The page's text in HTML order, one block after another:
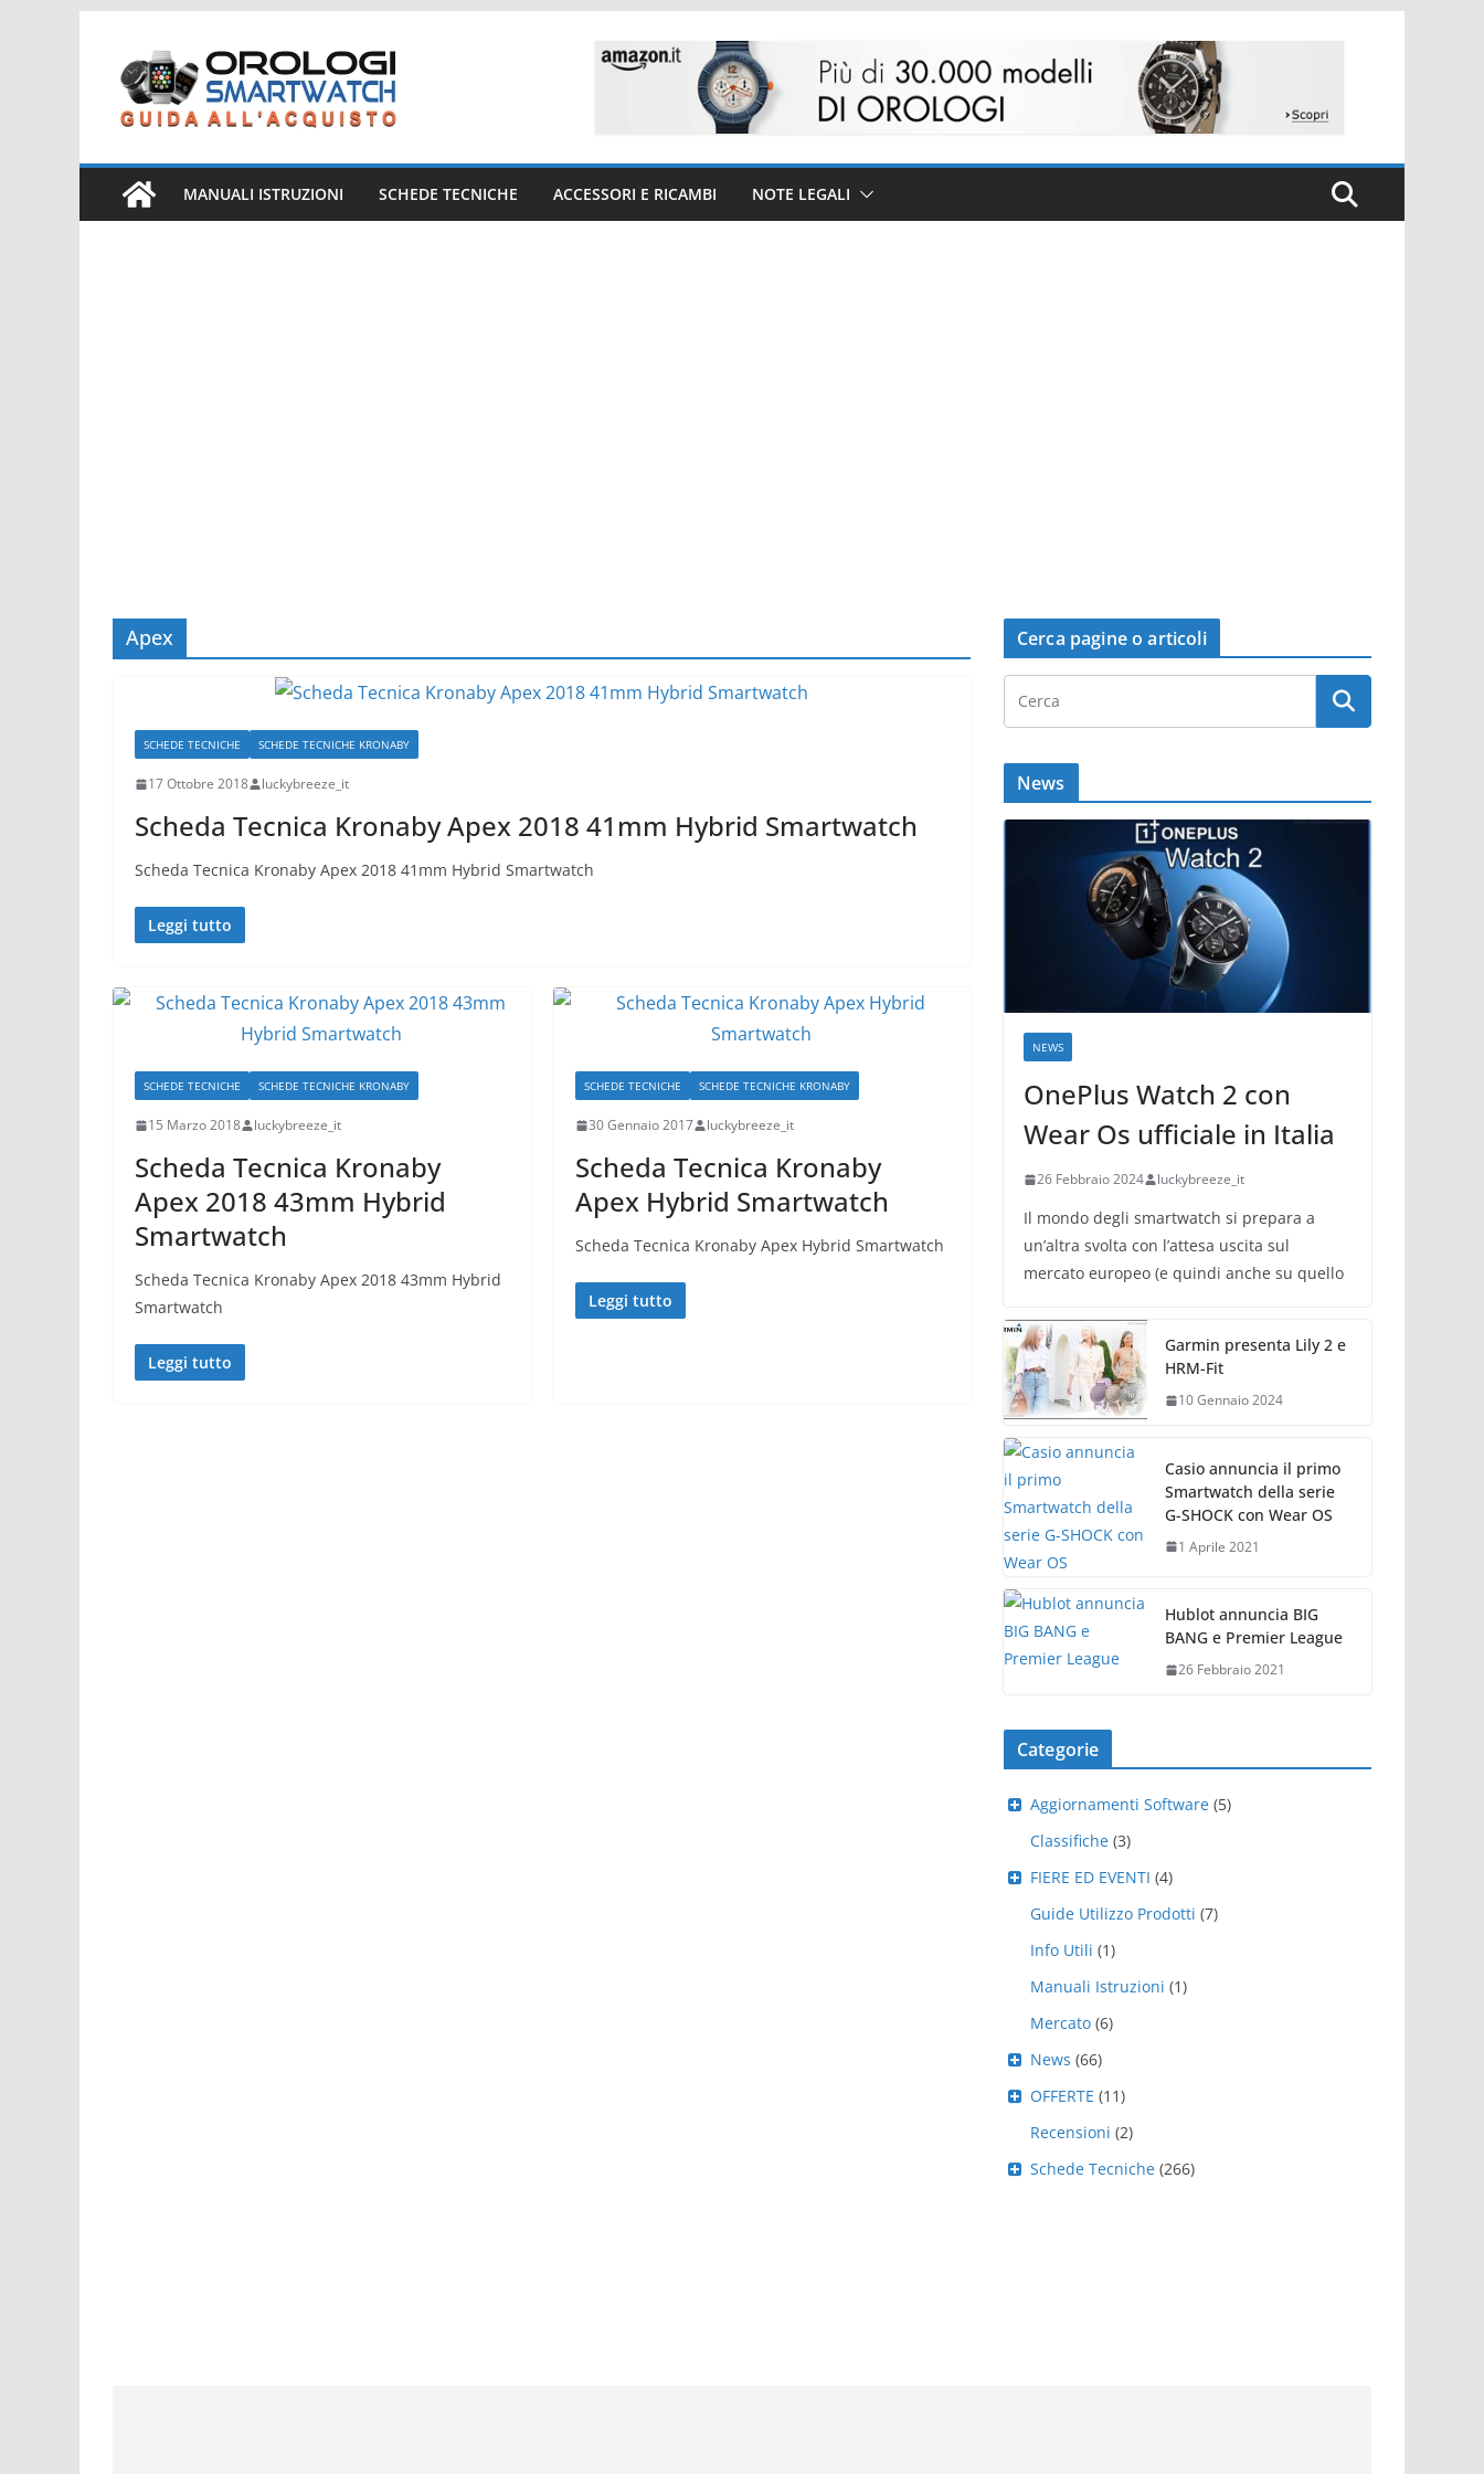
contenuto
MANUALI ISTRUZIONI SCHEDE TECNICHE ACCESSORI E RICAMBI NOTE LEGALI
Apex
SCHEDE TECNICHE SCHEDE TECNICHE KRONABY
17 Ottobre 2018 luckybreeze_it
Scheda Tecnica Kronaby Apex 2018 41mm Hybrid Smartwatch
Scheda Tecnica Kronaby Apex 2018 41mm Hybrid Smartwatch
Leggi tutto
SCHEDE TECNICHE SCHEDE TECNICHE KRONABY
15 Marzo 2018 luckybreeze_it
Scheda Tecnica Kronaby
Apex 2018 43mm Hybrid
Smartwatch
Scheda Tecnica Kronaby Apex 2018 43mm Hybrid
Smartwatch
Leggi tutto
SCHEDE TECNICHE SCHEDE TECNICHE KRONABY
30 Gennaio 2017 luckybreeze_it
Scheda Tecnica Kronaby
Apex Hybrid Smartwatch
Scheda Tecnica Kronaby Apex Hybrid Smartwatch
Leggi tutto
Cerca pagine o articoli
News
NEWS
OnePlus Watch 2 con
Wear Os ufficiale in Italia
26 Febbraio 2024 luckybreeze_it
Il mondo degli smartwatch si prepara a
un’altra svolta con l’attesa uscita sul
mercato europeo (e quindi anche su quello
Garmin presenta Lily 2 e
HRM-Fit
10 Gennaio 2024
Casio annuncia il primo
Smartwatch della serie
G-SHOCK con Wear OS
1 Aprile 2021
Hublot annuncia BIG
BANG e Premier League
26 Febbraio 2021
Categorie
Aggiornamenti Software(5)
Classifiche(3)
FIERE ED EVENTI (4)
Guide Utilizzo Prodotti (7)
Info Utili (1)
Manuali Istruzioni (1)
Mercato(6)
News (66)
OFFERTE (11)
Recensioni (2)
Schede Tecniche(266)